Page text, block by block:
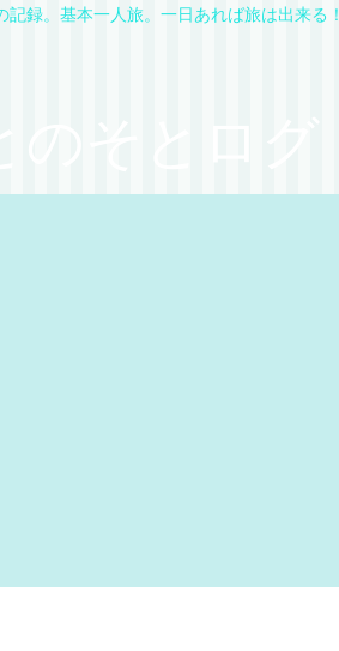
記録。基本一人旅。一日あれば旅は出来る！